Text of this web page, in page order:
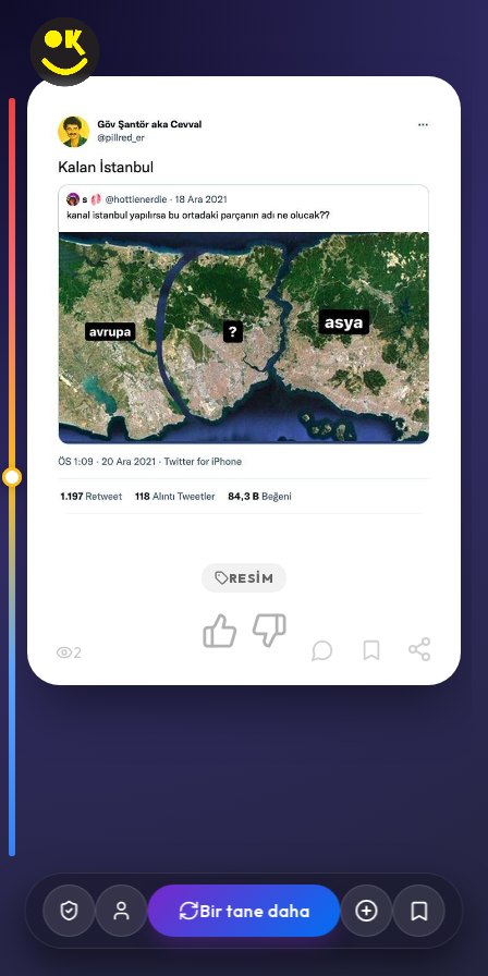
RESIM
2
Bir tane daha